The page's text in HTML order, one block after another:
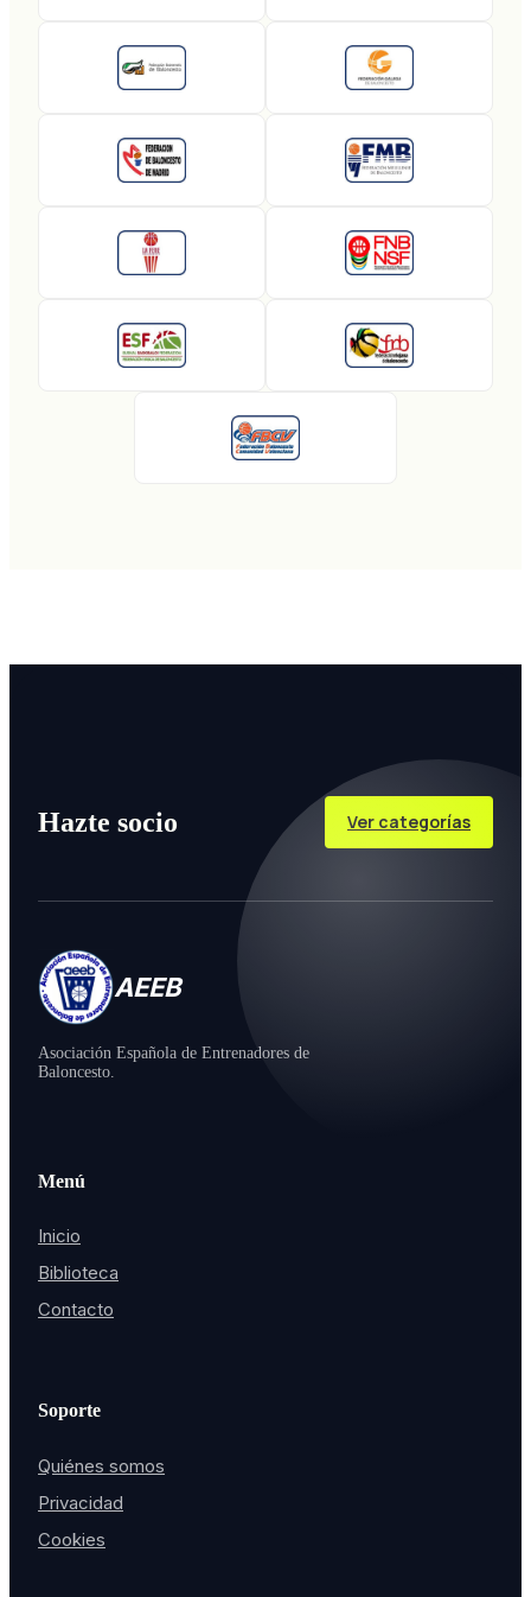
Hazte socio Ver categorías
AEEB
Asociación Española de Entrenadores de
Baloncesto.
Menú
Inicio
Biblioteca
Contacto
Soporte
Quiénes somos
Privacidad
Cookies